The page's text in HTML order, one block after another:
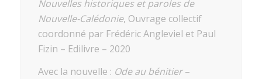
Nouvelles historiques et paroles de
Nouvelle-Calédonie, Ouvrage collectif
coordonné par Frédéric Angleviel et Paul
Fizin – Edilivre – 2020
Avec la nouvelle : Ode au bénitier–